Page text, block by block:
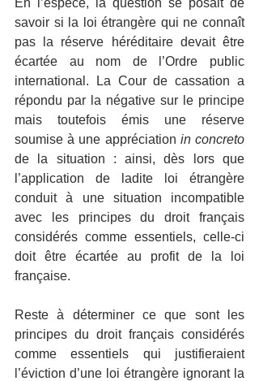
savoir si la loi étrangère qui ne connaît
pas la réserve héréditaire devait être
écartée au nom de l’Ordre public
international. La Cour de cassation a
répondu par la négative sur le principe
mais toutefois émis une réserve
soumise à une appréciation in concreto
de la situation : ainsi, dès lors que
l’application de ladite loi étrangère
conduit à une situation incompatible
avec les principes du droit français
considérés comme essentiels, celle-ci
doit être écartée au profit de la loi
française.
Reste à déterminer ce que sont les
principes du droit français considérés
comme essentiels qui justifieraient
l’éviction d’une loi étrangère ignorant la